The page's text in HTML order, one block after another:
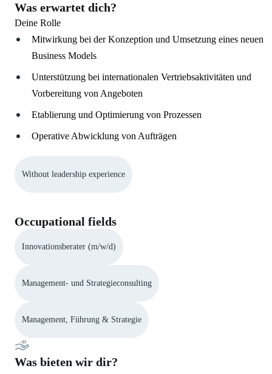
Was erwartet dich?
Deine Rolle
Mitwirkung bei der Konzeption und Umsetzung eines neuen
Business Models
Unterstützung bei internationalen Vertriebsaktivitäten und
Vorbereitung von Angeboten
Etablierung und Optimierung von Prozessen
Operative Abwicklung von Aufträgen
Without leadership experience
Occupational fields
Innovationsberater (m/w/d)
Management- und Strategieconsulting
Management, Führung & Strategie
Was bieten wir dir?